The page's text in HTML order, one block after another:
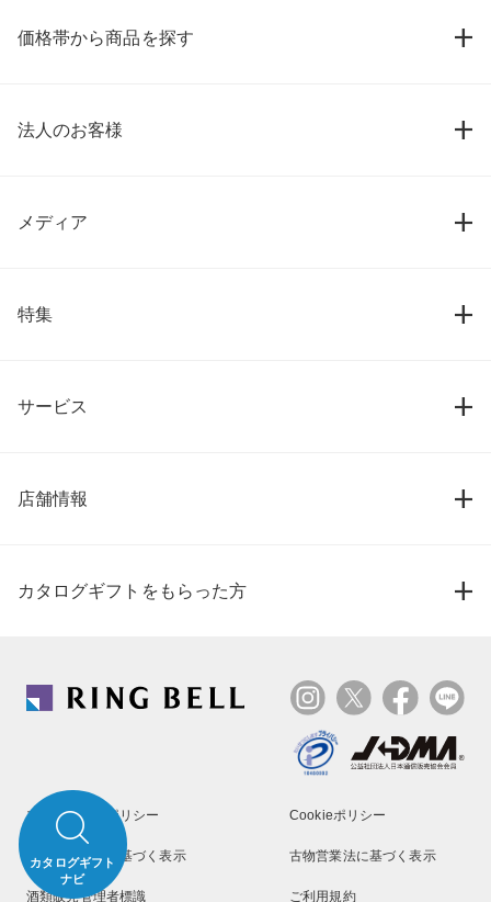
価格帯から商品を探す
法人のお客様
メディア
特集
サービス
店舗情報
カタログギフトをもらった方
プライバシーポリシー Cookieポリシー
特定商取引法に基づく表示 古物営業法に基づく表示
酒類販売管理者標識 ご利用規約
カタログギフト
ナビ